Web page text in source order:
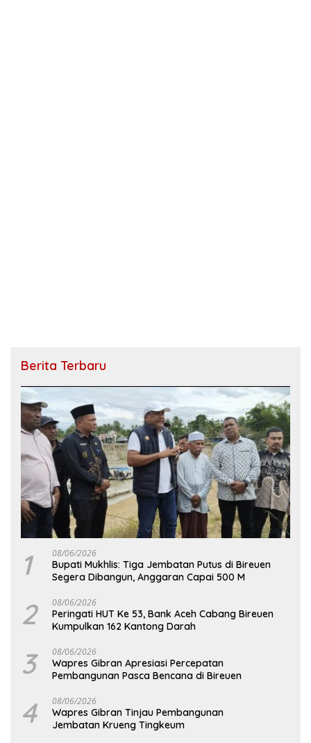
Berita Terbaru
1 08/06/2026
Bupati Mukhlis: Tiga Jembatan Putus di Bireuen
Segera Dibangun, Anggaran Capai 500 M
2 08/06/2026
Peringati HUT Ke 53, Bank Aceh Cabang Bireuen
Kumpulkan 162 Kantong Darah
3 08/06/2026
Wapres Gibran Apresiasi Percepatan
Pembangunan Pasca Bencana di Bireuen
4 08/06/2026
Wapres Gibran Tinjau Pembangunan
Jembatan Krueng Tingkeum